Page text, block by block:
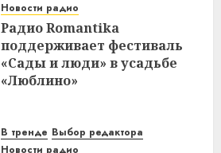
Новости радио
Радио Romantika
поддерживает фестиваль
«Сады и люди» в усадьбе
«Люблино»
В тренде Выбор редактора
Новости радио